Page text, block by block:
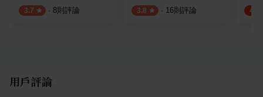
3.7 · 8則評論 3.8 · 16則評論 4.6
用戶評論